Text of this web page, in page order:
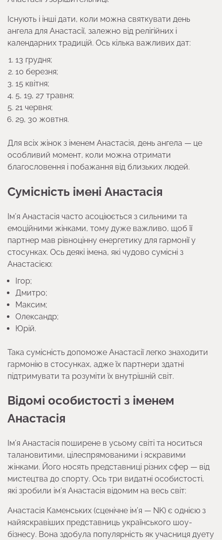
Існують і інші дати, коли можна святкувати день
ангела для Анастасії, залежно від релігійних і
календарних традицій. Ось кілька важливих дат:
13 грудня;
10 березня;
15 квітня;
5, 19, 27 травня;
21 червня;
29, 30 жовтня.
Для всіх жінок з іменем Анастасія, день ангела — це
особливий момент, коли можна отримати
благословення і побажання від близьких людей.
Сумісність імені Анастасія
Ім’я Анастасія часто асоціюється з сильними та
емоційними жінками, тому дуже важливо, щоб її
партнер мав рівноцінну енергетику для гармонії у
стосунках. Ось деякі імена, які чудово сумісні з
Анастасією:
Ігор;
Дмитро;
Максим;
Олександр;
Юрій.
Така сумісність допоможе Анастасії легко знаходити
гармонію в стосунках, адже їх партнери здатні
підтримувати та розуміти їх внутрішній світ.
Відомі особистості з іменем
Анастасія
Ім’я Анастасія поширене в усьому світі та носиться
талановитими, цілеспрямованими і яскравими
жінками. Його носять представниці різних сфер — від
мистецтва до спорту. Ось три видатні особистості,
які зробили ім’я Анастасія відомим на весь світ:
Анастасія Каменських (сценічне ім’я — NK) є однією з
найяскравіших представниць українського шоу-
бізнесу. Вона здобула популярність як учасниця дуету